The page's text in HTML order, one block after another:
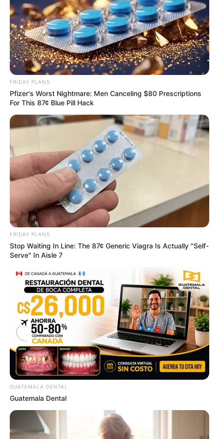
Top 10 Pop Divas - Number 4 May Shock You
BRAINBERRIES
15 Things You Do Everyday That The Bible Forbids:
Are You Guilty?
BRAINBERRIES
Why Did He Leave At The Peak Of This Show's Run?
BRAINBERRIES
FRIDAY PLANS
Pfizer's Worst Nightmare: Men Canceling $80 Prescriptions
For This 87¢ Blue Pill Hack
FRIDAY PLANS
Stop Waiting In Line: The 87¢ Generic Viagra Is Actually "Self-
Serve" In Aisle 7
GUATEMALA DENTAL
Guatemala Dental